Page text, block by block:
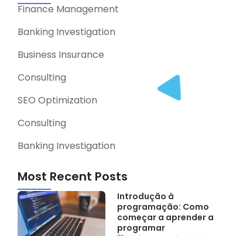
Finance Management
Banking Investigation
Business Insurance
Consulting
SEO Optimization
Consulting
Banking Investigation
Most Recent Posts
Introdução à
programação: Como
começar a aprender a
programar